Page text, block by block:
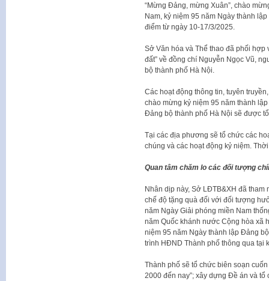
“Mừng Đảng, mừng Xuân”, chào
Nam, kỷ niệm 95 năm Ngày thành
điểm từ ngày 10-17/3/2025.
Sở Văn hóa và Thể thao đã phối hợp
đất” về đồng chí Nguyễn Ngọc Vũ,
bộ thành phố Hà Nội.
Các hoạt động thông tin, tuyên
chào mừng kỷ niệm 95 năm thành
Đảng bộ thành phố Hà Nội sẽ được
Tại các địa phương sẽ tổ chức các
chúng và các hoạt động kỷ niệm.
Quan tâm chăm lo các đối tượng
Nhân dịp này, Sở LĐTB&XH đã
chế độ tặng quà đối với đối tượng
năm Ngày Giải phóng miền Nam
năm Quốc khánh nước Cộng hòa xã
niệm 95 năm Ngày thành lập Đảng
trình HĐND Thành phố thông qua tại
Thành phố sẽ tổ chức biên soạn
2000 đến nay”; xây dựng Đề án và